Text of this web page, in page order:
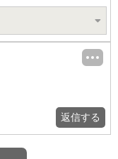
返信する